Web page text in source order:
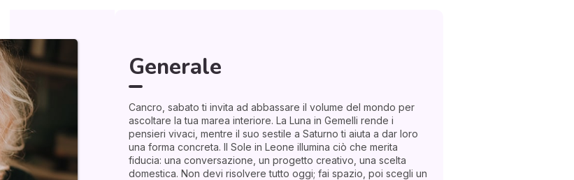
Generale
Cancro, sabato ti invita ad abbassare il volume del mondo per
ascoltare la tua marea interiore. La Luna in Gemelli rende i
pensieri vivaci, mentre il suo sestile a Saturno ti aiuta a dar loro
una forma concreta. Il Sole in Leone illumina ciò che merita
fiducia: una conversazione, un progetto creativo, una scelta
domestica. Non devi risolvere tutto oggi; fai spazio, poi scegli un